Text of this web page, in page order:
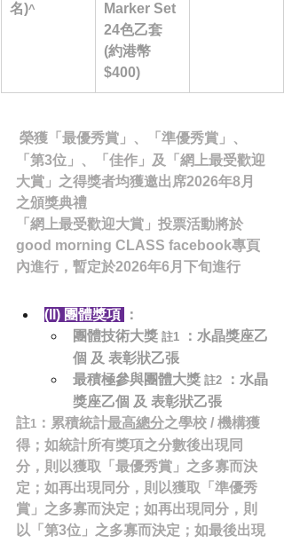
名)^
Marker Set
24色乙套
(約港幣
$400)
榮獲「最優秀賞」、「準優秀賞」、
「第3位」、「佳作」及「網上最受歡迎
大賞」之得獎者均獲邀出席2026年8月
之頒獎典禮
「網上最受歡迎大賞」投票活動將於
good morning CLASS facebook專頁
內進行，暫定於2026年6月下旬進行
(II) 團體獎項
：
團體技術大獎 註1
：水晶獎座乙
個 及 表彰狀乙張
最積極參與團體大獎 註2
：水晶
獎座乙個 及 表彰狀乙張
註1 ：累積統計最高總分之學校 / 機構獲
得；如統計所有獎項之分數後出現同
分，則以獲取「最優秀賞」之多寡而決
定；如再出現同分，則以獲取「準優秀
賞」之多寡而決定；如再出現同分，則
以「第3位」之多寡而決定；如最後出現